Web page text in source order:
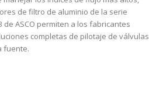
de filtro de aluminio de la serie
de ASCO permiten a los fabricantes
completas de pilotaje de válvulas
fuente.